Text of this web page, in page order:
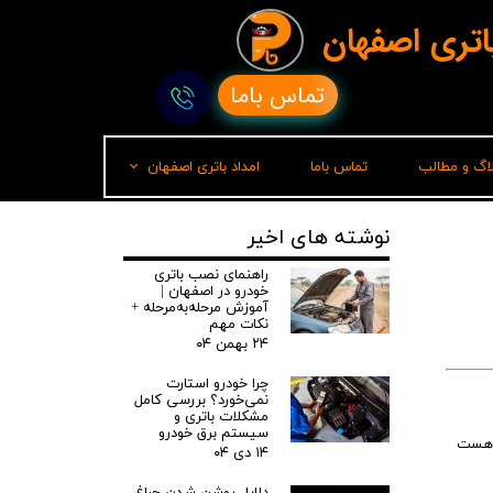
و مطالب تماس باما امداد باتری اصفهان
تماس باما
اصفهان
هست
نوشته های اخیر
راهنمای نصب باتری
خودرو در اصفهان |
آموزش مرحله‌به‌مرحله +
نکات مهم
۲۴ بهمن ۰۴
چرا خودرو استارت
نمی‌خورد؟ بررسی کامل
مشکلات باتری و
سیستم برق خودرو
۱۴ دی ۰۴